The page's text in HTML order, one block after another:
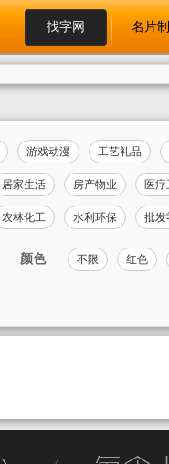
找字网 名片
游戏动漫 工艺礼品
居家生活 房产物业 医
农林化工 水利环保 批发
颜色 不限 红色